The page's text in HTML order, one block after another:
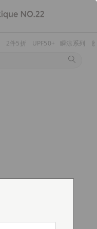
2件5折 UPF50+ 瞬涼系列